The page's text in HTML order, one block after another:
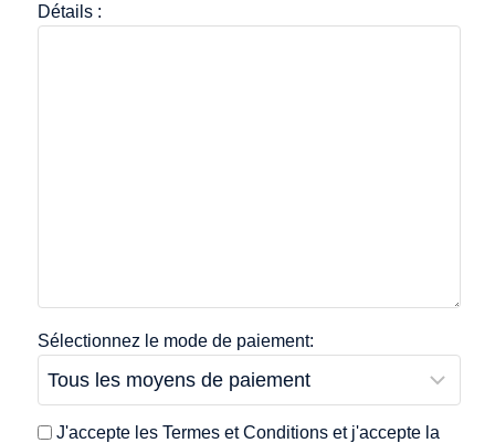
Détails :
Sélectionnez le mode de paiement:
J'accepte les Termes et Conditions et j'accepte la